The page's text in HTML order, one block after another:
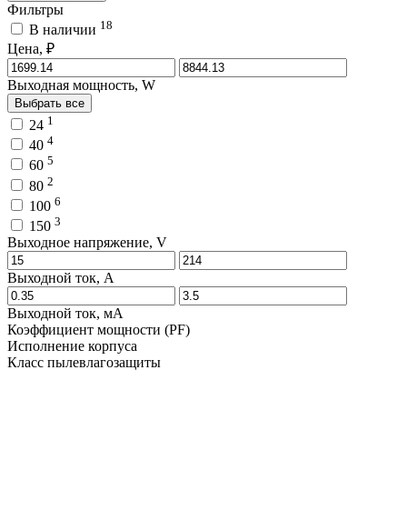
Фильтры
В наличии 18
Цена, ₽
Выходная мощность, W
Выбрать все
24 1
40 4
60 5
80 2
100 6
150 3
Выходное напряжение, V
Выходной ток, A
Выходной ток, мA
Коэффициент мощности (PF)
Исполнение корпуса
Класс пылевлагозащиты